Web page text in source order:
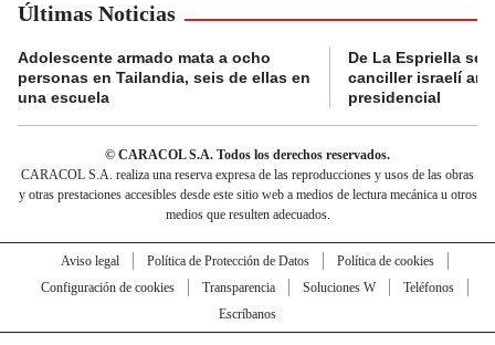
Últimas Noticias
Adolescente armado mata a ocho
personas en Tailandia, seis de ellas en
una escuela
De La Espriella se
canciller israelí
presidencial
© CARACOL S.A. Todos los derechos reservados.
CARACOL S.A. realiza una reserva expresa de las reproducciones y usos de las obras
y otras prestaciones accesibles desde este sitio web a medios de lectura mecánica u otros
medios que resulten adecuados.
Aviso legal Política de Protección de Datos
Política de cookies
Configuración de cookies
Transparencia Soluciones W
Teléfonos
Escríbanos